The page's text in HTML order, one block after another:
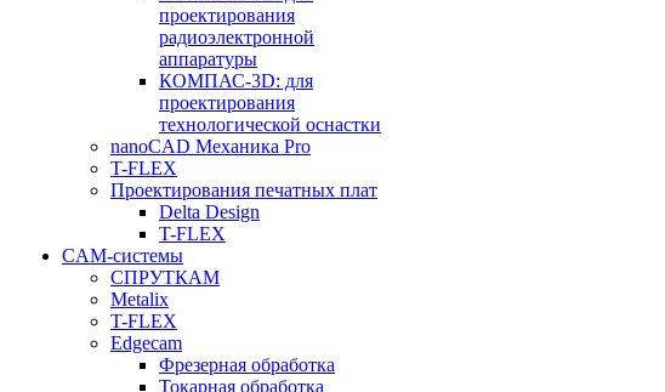
проектирования
радиоэлектронной
аппаратуры
КОМПАС-3D: для
проектирования
технологической оснастки
nanoCAD Механика Pro
T-FLEX
Проектирования печатных плат
Delta Design
T-FLEX
CAM-системы
СПРУТКAM
Metalix
T-FLEX
Edgecam
Фрезерная обработка
Токарная обработка